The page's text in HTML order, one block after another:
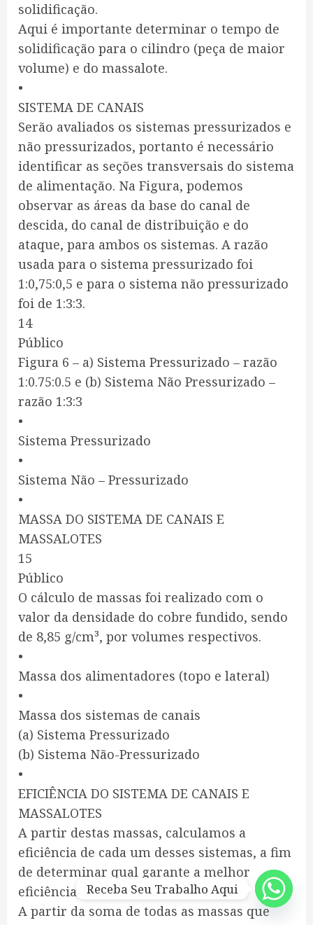
solidificação.
Aqui é importante determinar o tempo de
solidificação para o cilindro (peça de maior
volume) e do massalote.
•
SISTEMA DE CANAIS
Serão avaliados os sistemas pressurizados e
não pressurizados, portanto é necessário
identificar as seções transversais do sistema
de alimentação. Na Figura, podemos
observar as áreas da base do canal de
descida, do canal de distribuição e do
ataque, para ambos os sistemas. A razão
usada para o sistema pressurizado foi
1:0,75:0,5 e para o sistema não pressurizado
foi de 1:3:3.
14
Público
Figura 6 – a) Sistema Pressurizado – razão
1:0.75:0.5 e (b) Sistema Não Pressurizado –
razão 1:3:3
•
Sistema Pressurizado
•
Sistema Não – Pressurizado
•
MASSA DO SISTEMA DE CANAIS E
MASSALOTES
15
Público
O cálculo de massas foi realizado com o
valor da densidade do cobre fundido, sendo
de 8,85 g/cm³, por volumes respectivos.
•
Massa dos alimentadores (topo e lateral)
•
Massa dos sistemas de canais
(a) Sistema Pressurizado
(b) Sistema Não-Pressurizado
•
EFICIÊNCIA DO SISTEMA DE CANAIS E
MASSALOTES
A partir destas massas, calculamos a
eficiência de cada um desses sistemas, a fim
de determinar qual garante a melhor
eficiência.
A partir da soma de todas as massas que
Receba Seu Trabalho Aqui